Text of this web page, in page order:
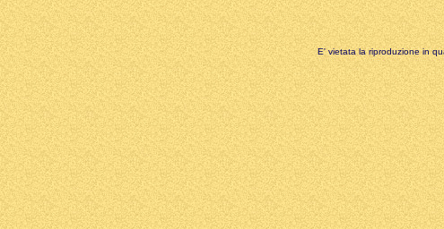
E' vietata la riproduzione in